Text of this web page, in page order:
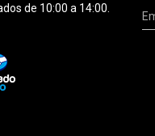
de 10:00 a 14:00.